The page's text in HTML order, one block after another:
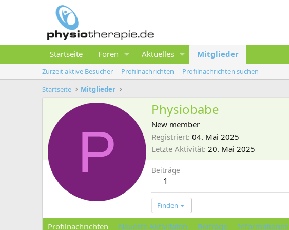
Startseite Foren Aktuelles Mitglieder
Zurzeit aktive Besucher Profilnachrichten
Profilnachrichten suchen
Startseite
Mitglieder
P
Physiobabe
New member
Registriert 04. Mai 2025
Letzte Aktivität 20. Mai 2025
Beiträge
1
Finden
Profilnachrichten Neueste Aktivitäten Beiträge Informationen